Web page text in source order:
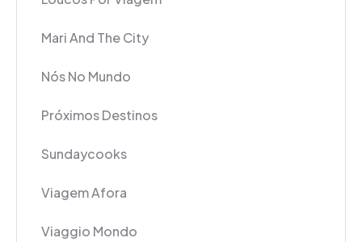
Mari And The City
Nós No Mundo
Próximos Destinos
Sundaycooks
Viagem Afora
Viaggio Mondo